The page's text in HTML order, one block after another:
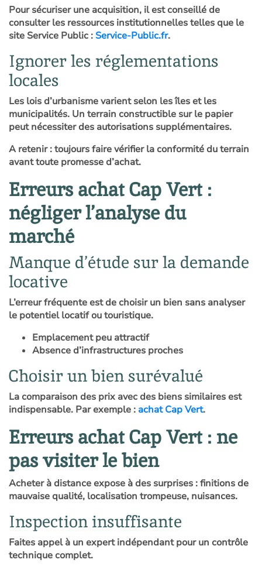
Pour sécuriser une acquisition, il est conseillé de
consulter les ressources institutionnelles telles que le
site Service Public : Service-Public.fr.
Ignorer les réglementations
locales
Les lois d’urbanisme varient selon les îles et les
municipalités. Un terrain constructible sur le papier
peut nécessiter des autorisations supplémentaires.
A retenir : toujours faire vérifier la conformité du terrain
avant toute promesse d’achat.
Erreurs achat Cap Vert :
négliger l’analyse du
marché
Manque d’étude sur la demande
locative
L’erreur fréquente est de choisir un bien sans analyser
le potentiel locatif ou touristique.
Emplacement peu attractif
Absence d’infrastructures proches
Choisir un bien surévalué
La comparaison des prix avec des biens similaires est
indispensable. Par exemple : achat Cap Vert.
Erreurs achat Cap Vert : ne
pas visiter le bien
Acheter à distance expose à des surprises : finitions de
mauvaise qualité, localisation trompeuse, nuisances.
Inspection insuffisante
Faites appel à un expert indépendant pour un contrôle
technique complet.